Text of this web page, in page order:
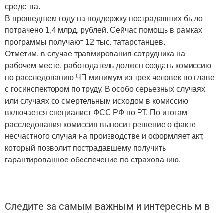
средства.
В прошедшем году на поддержку пострадавших было
потрачено 1,4 млрд. рублей. Сейчас помощь в рамках
программы получают 12 тыс. татарстанцев.
Отметим, в случае травмирования сотрудника на
рабочем месте, работодатель должен создать комиссию
по расследованию ЧП минимум из трех человек во главе
с госинспектором по труду. В особо серьезных случаях
или случаях со смертельным исходом в комиссию
включается специалист ФСС РФ по РТ. По итогам
расследования комиссия выносит решение о факте
несчастного случая на производстве и оформляет акт,
который позволит пострадавшему получить
гарантированное обеспечение по страхованию.
Следите за самым важным и интересным в